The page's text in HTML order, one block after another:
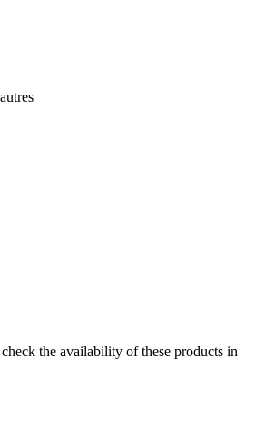
the availability of these products in